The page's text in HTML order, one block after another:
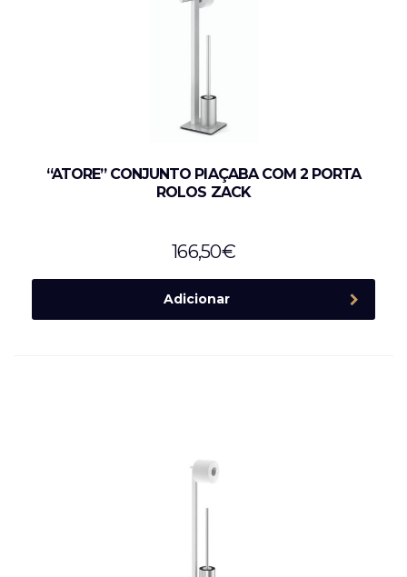
“ATORE” CONJUNTO PIAÇABA COM 2 PORTA
ROLOS ZACK
166,50€
Adicionar